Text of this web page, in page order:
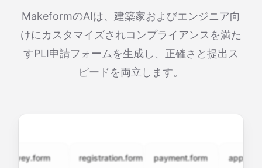
MakeformのAIは、建築家およびエンジニア向
けにカスタマイズされコンプライアンスを満た
すPLI申請フォームを生成し、正確さと提出ス
ピードを両立します。
registration.form payment.form